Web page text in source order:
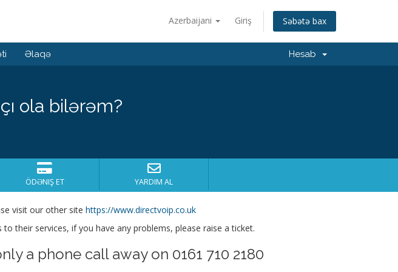
Azerbaijani Giriş Səbətə bax
Əlaqə Hesab
ola bilərəm?
ÖDƏNIŞ ET YARDIM AL
visit our other site https://www.directvoip.co.uk
their services, if you have any problems, please raise a ticket.
a phone call away on 0161 710 2180